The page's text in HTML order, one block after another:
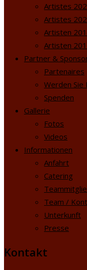
Artistes
Artistes
Artisten
Artisten
Partner &
Partenaires
Werden Sie
Spenden
Gallerie
Fotos
Videos
Informationen
Anfahrt
Catering
Team /
Unterkunft
Presse
Kontakt